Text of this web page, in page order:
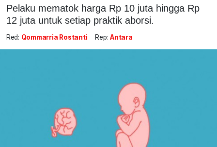
Pelaku mematok harga Rp 10 juta hingga Rp
12 juta untuk setiap praktik aborsi.
Red: Qommarria Rostanti Rep: Antara